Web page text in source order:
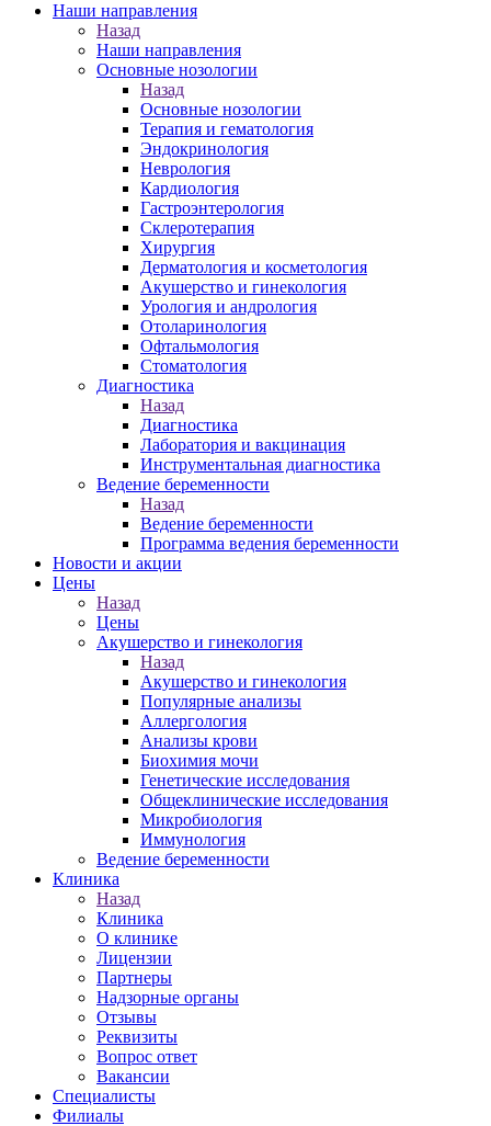
Наши направления
Назад
Наши направления
Основные нозологии
Назад
Основные нозологии
Терапия и гематология
Эндокринология
Неврология
Кардиология
Гастроэнтерология
Склеротерапия
Хирургия
Дерматология и косметология
Акушерство и гинекология
Урология и андрология
Отоларинология
Офтальмология
Стоматология
Диагностика
Назад
Диагностика
Лаборатория и вакцинация
Инструментальная диагностика
Ведение беременности
Назад
Ведение беременности
Программа ведения беременности
Новости и акции
Цены
Назад
Цены
Акушерство и гинекология
Назад
Акушерство и гинекология
Популярные анализы
Аллергология
Анализы крови
Биохимия мочи
Генетические исследования
Общеклинические исследования
Микробиология
Иммунология
Ведение беременности
Клиника
Назад
Клиника
О клинике
Лицензии
Партнеры
Надзорные органы
Отзывы
Реквизиты
Вопрос ответ
Вакансии
Специалисты
Филиалы